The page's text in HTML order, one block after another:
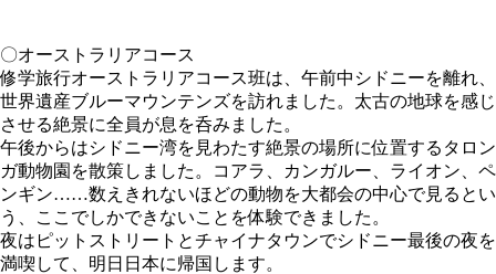
〇オーストラリアコース
修学旅行オーストラリアコース班は、午前中シドニーを離れ、
世界遺産ブルーマウンテンズを訪れました。太古の地球を感じ
させる絶景に全員が息を呑みました。
午後からはシドニー湾を見わたす絶景の場所に位置するタロン
ガ動物園を散策しました。コアラ、カンガルー、ライオン、ペ
ンギン……数えきれないほどの動物を大都会の中心で見るとい
う、ここでしかできないことを体験できました。
夜はピットストリートとチャイナタウンでシドニー最後の夜を
満喫して、明日日本に帰国します。